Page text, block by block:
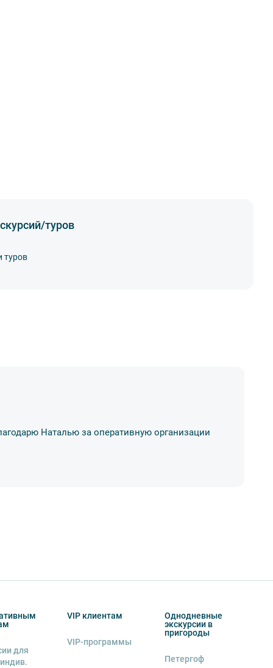
туров
туров
Наталью за оперативную организации
для
VIP клиентам
VIP-программы
Однодневные
экскурсии в
пригороды
Петергоф